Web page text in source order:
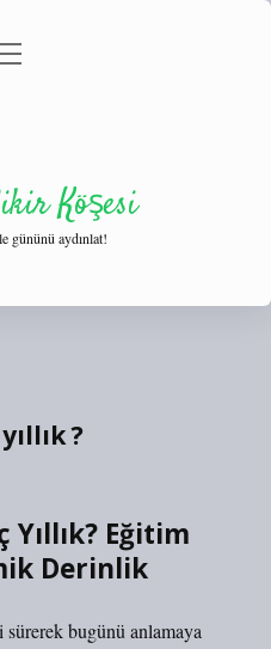
Köşesi
gününü aydınlat!
?
Eğitim
Derinlik
bugünü anlamaya